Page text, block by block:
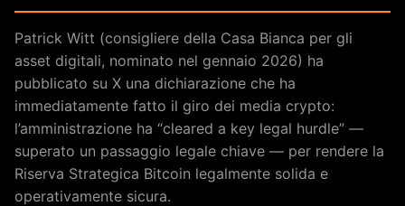
Patrick Witt (consigliere della Casa Bianca per gli
asset digitali, nominato nel gennaio 2026) ha
pubblicato su X una dichiarazione che ha
immediatamente fatto il giro dei media crypto:
l’amministrazione ha “cleared a key legal hurdle” —
superato un passaggio legale chiave — per rendere la
Riserva Strategica Bitcoin legalmente solida e
operativamente sicura.